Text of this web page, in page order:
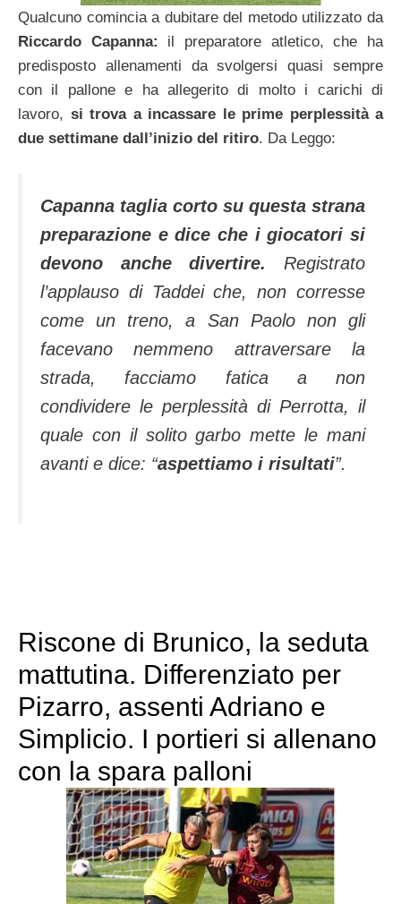
Qualcuno comincia a dubitare del metodo utilizzato da
Riccardo Capanna: il preparatore atletico, che ha
predisposto allenamenti da svolgersi quasi sempre
con il pallone e ha allegerito di molto i carichi di
lavoro, si trova a incassare le prime perplessità a
due settimane dall’inizio del ritiro. Da Leggo:
Capanna taglia corto su questa strana
preparazione e dice che i giocatori si
devono anche divertire.
Registrato
l’applauso di Taddei che, non corresse
come un treno, a San Paolo non gli
facevano nemmeno attraversare la
strada, facciamo fatica a non
condividere le perplessità di Perrotta, il
quale con il solito garbo mette le mani
avanti e dice: “aspettiamo i risultati”.
Riscone di Brunico, la seduta
mattutina. Differenziato per
Pizarro, assenti Adriano e
Simplicio. I portieri si allenano
con la spara palloni